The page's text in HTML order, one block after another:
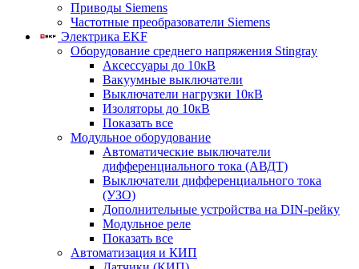
Приводы Siemens
Частотные преобразователи Siemens
Электрика EKF
Оборудование среднего напряжения Stingray
Аксессуары до 10кВ
Вакуумные выключатели
Выключатели нагрузки 10кВ
Изоляторы до 10кВ
Показать все
Модульное оборудование
Автоматические выключатели
дифференциального тока (АВДТ)
Выключатели дифференциального тока
(УЗО)
Дополнительные устройства на DIN-рейку
Модульное реле
Показать все
Автоматизация и КИП